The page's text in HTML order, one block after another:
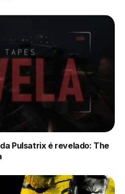
Pulsatrix é revelado: The